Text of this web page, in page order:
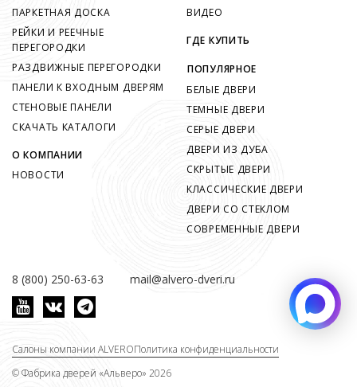
8 (800) 250-63-63 mail@alvero-dveri.ru
ПАРКЕТНАЯ ДОСКА
РЕЙКИ И РЕЕЧНЫЕ
ПЕРЕГОРОДКИ
РАЗДВИЖНЫЕ ПЕРЕГОРОДКИ
ПАНЕЛИ К ВХОДНЫМ ДВЕРЯМ
СТЕНОВЫЕ ПАНЕЛИ
СКАЧАТЬ КАТАЛОГИ
О КОМПАНИИ
НОВОСТИ
ВИДЕО
ГДЕ КУПИТЬ
ПОПУЛЯРНОЕ
БЕЛЫЕ ДВЕРИ
ТЕМНЫЕ ДВЕРИ
СЕРЫЕ ДВЕРИ
ДВЕРИ ИЗ ДУБА
СКРЫТЫЕ ДВЕРИ
КЛАССИЧЕСКИЕ ДВЕРИ
ДВЕРИ СО СТЕКЛОМ
СОВРЕМЕННЫЕ ДВЕРИ
©Фабрика дверей «Альверо» 2026
Салоны компании ALVEROПолитика конфиденциальности